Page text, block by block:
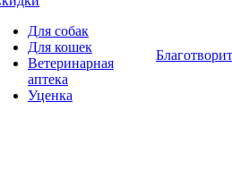
Для собак
Для кошек
Ветеринарная
аптека
Уценка